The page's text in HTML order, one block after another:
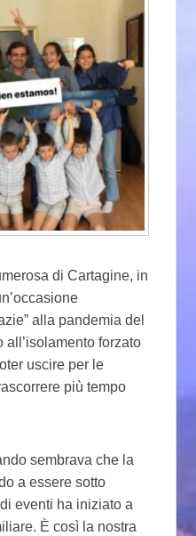
di Cartagine, in
alla pandemia del
all’isolamento forzato
uscire per le
più tempo
sembrava che la
a essere sotto
eventi ha iniziato a
È così la nostra